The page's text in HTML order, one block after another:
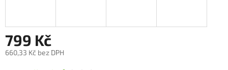
799 Kč
660,33 Kč bez DPH